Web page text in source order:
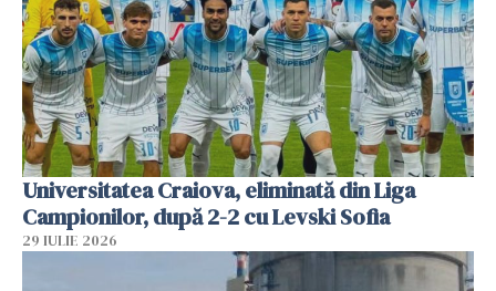
Universitatea Craiova, eliminată din Liga
Campionilor, după 2-2 cu Levski Sofia
29 IULIE 2026